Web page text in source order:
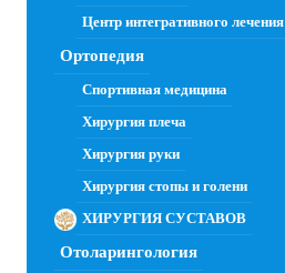
Центр интегративного лечения
Ортопедия
Спортивная медицина
Хирургия плеча
Хирургия руки
Хирургия стопы и голени
ХИРУРГИЯ СУСТАВОВ
Отоларингология